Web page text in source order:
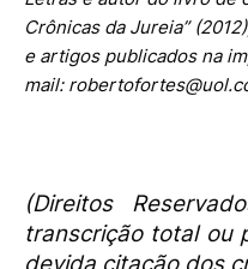
Crônicas da Jureia”
e artigos publicados na
mail:
(Direitos
transcrição total ou